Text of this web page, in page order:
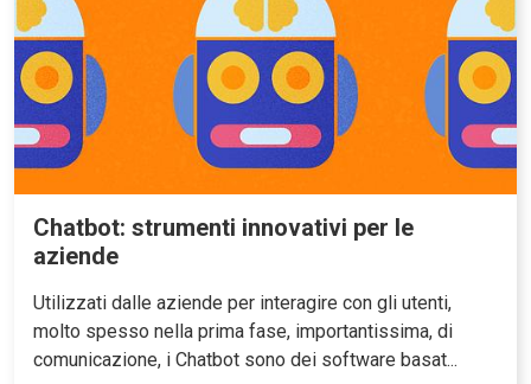
Chatbot: strumenti innovativi per le
aziende
Utilizzati dalle aziende per interagire con gli utenti,
molto spesso nella prima fase, importantissima, di
comunicazione, i Chatbot sono dei software basat...